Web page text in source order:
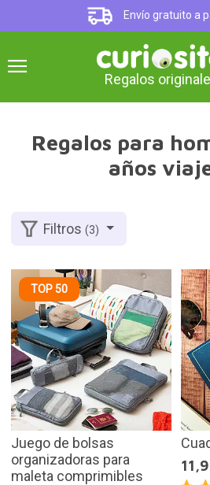
Envío gratuito a
Regalos
Regalos para
años
Filtros(3)
TOP 50
Juego de bolsas
organizadoras para
maleta comprimibles